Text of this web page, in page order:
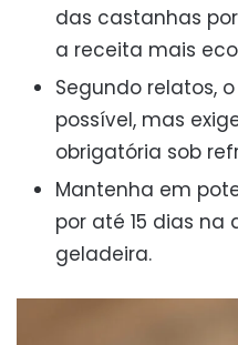
das castanhas
a receita mais
Segundo relatos,
possível, mas
obrigatória sob
Mantenha em
por até 15 dias na
geladeira.